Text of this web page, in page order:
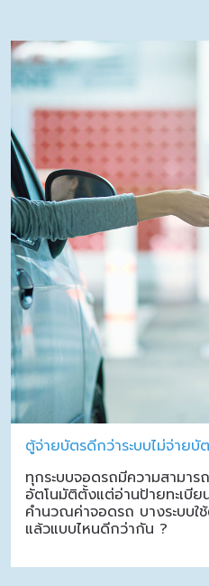
ตู้จ่ายบัตรดีกว่าระบบไม่จ่ายบั
ทุกระบบจอดรถมีความสามา
อัตโนมัติตั้งแต่อ่านป้ายทะเบี
คำนวณค่าจอดรถ บางระบบใ
แล้วแบบไหนดีกว่ากัน ?